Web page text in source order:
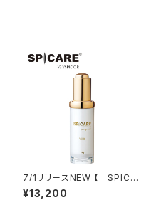
7/1リリースNEW 【 SPICA
RE 】V3 VSPIC R
¥13,200